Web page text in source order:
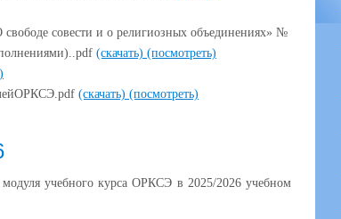
совести и о религиозных объединениях» №
(скачать) (посмотреть)
(скачать) (посмотреть)
учебного курса ОРКСЭ в 2025/2026 учебном